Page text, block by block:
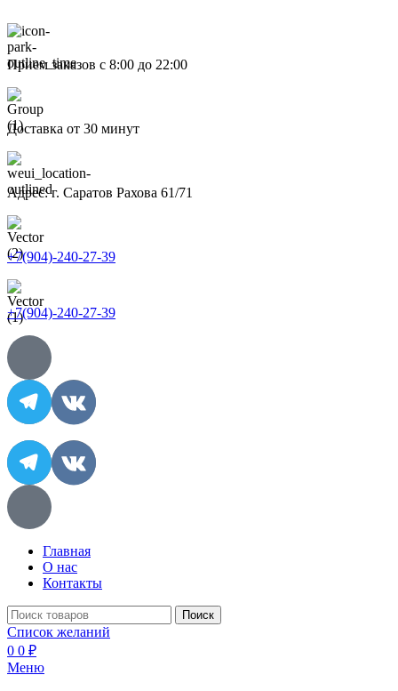
Прием заказов с 8:00 до 22:00
Доставка от 30 минут
Адрес: г. Саратов Рахова 61/71
+7(904)-240-27-39
+7(904)-240-27-39
Главная
О нас
Контакты
Поиск
Список желаний
0 0 ₽
Меню